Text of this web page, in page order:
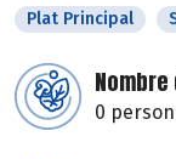
Plat Principal
0